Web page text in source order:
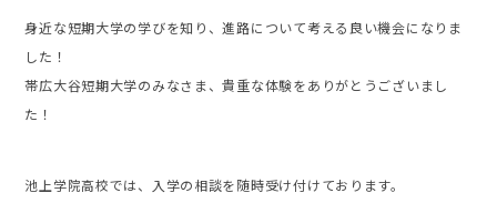
身近な短期大学の学びを知り、進路について考える良い機会になりま
した！
帯広大谷短期大学のみなさま、貴重な体験をありがとうございまし
た！
池上学院高校では、入学の相談を随時受け付けております。